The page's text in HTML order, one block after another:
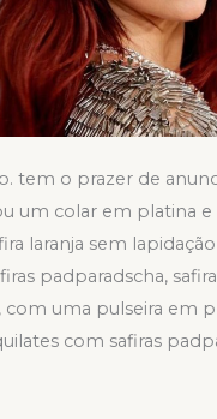
tem o prazer de
um colar em platina
laranja sem
padparadscha,
com uma pulseira em
com safiras